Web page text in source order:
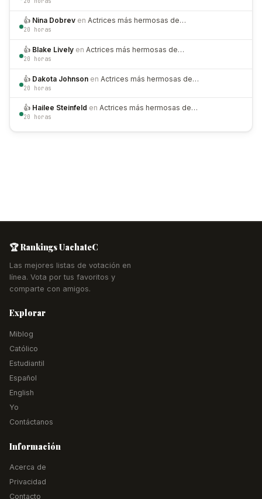
👍 Nina Dobrev en Actrices más hermosas de…
20 horas
👍 Blake Lively en Actrices más hermosas de…
20 horas
👍 Dakota Johnson en Actrices más hermosas de…
20 horas
👍 Hailee Steinfeld en Actrices más hermosas de…
20 horas
🏆 Rankings UachateC
Las mejores listas de votación en
línea. Vota por tus favoritos y
comparte con amigos.
Explorar
Miblog
Católico
Estudiantil
Español
English
Yo
Contáctanos
Información
Acerca de
Privacidad
Contacto